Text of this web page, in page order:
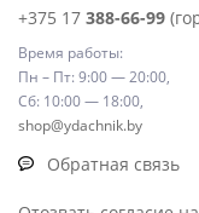
+375 17 388-66-99
Время работы:
Пн – Пт: 9:00 — 20:00,
Сб: 10:00 — 18:00,
shop@ydachnik.by
Обратная связь